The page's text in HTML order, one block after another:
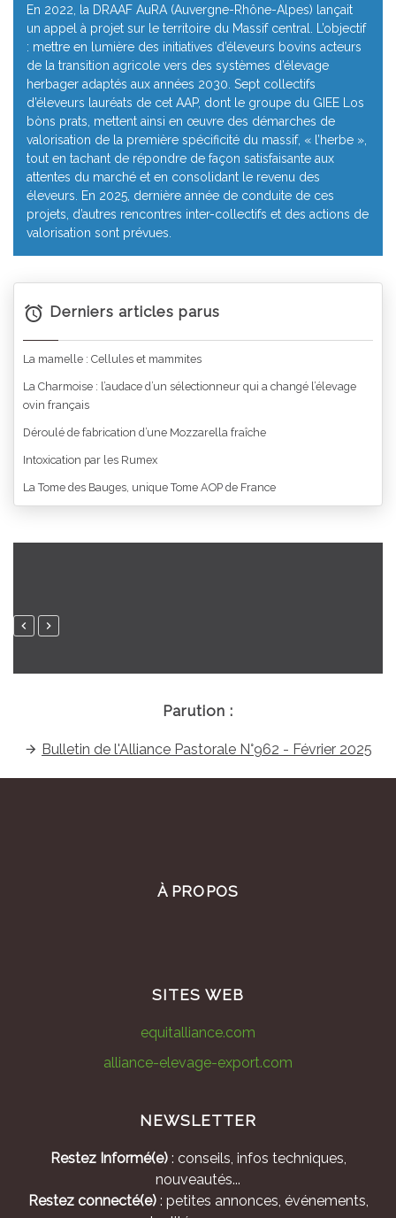
En 2022, la DRAAF AuRA (Auvergne-Rhône-Alpes) lançait
un appel à projet sur le territoire du Massif central. L’objectif
: mettre en lumière des initiatives d’éleveurs bovins acteurs
de la transition agricole vers des systèmes d’élevage
herbager adaptés aux années 2030. Sept collectifs
d’éleveurs lauréats de cet AAP, dont le groupe du GIEE Los
bòns prats, mettent ainsi en œuvre des démarches de
valorisation de la première spécificité du massif, « l’herbe »,
tout en tachant de répondre de façon satisfaisante aux
attentes du marché et en consolidant le revenu des
éleveurs. En 2025, dernière année de conduite de ces
projets, d’autres rencontres inter-collectifs et des actions de
valorisation sont prévues.
Derniers articles parus
La mamelle : Cellules et mammites
La Charmoise : l’audace d’un sélectionneur qui a changé l’élevage
ovin français
Déroulé de fabrication d’une Mozzarella fraîche
Intoxication par les Rumex
La Tome des Bauges, unique Tome AOP de France
Parution :
Bulletin de l'Alliance Pastorale N°962 - Février 2025
À PROPOS
SITES WEB
equitalliance.com
alliance-elevage-export.com
NEWSLETTER
Restez Informé(e): conseils, infos techniques,
nouveautés...
Restez connecté(e): petites annonces, événements,